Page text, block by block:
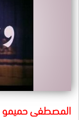
المصطفى حميمو